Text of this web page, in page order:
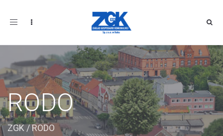
Toggle
RODO
ZGK/RODO